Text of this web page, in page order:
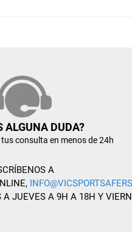
ALGUNA DUDA?
consulta en menos de 24h
A
JUEVES A 9H A 18H Y